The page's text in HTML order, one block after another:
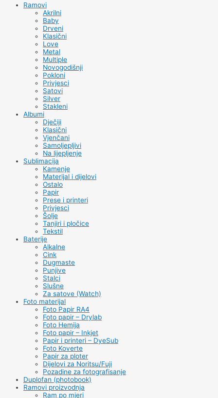
Ramovi
Akrilni
Baby
Drveni
Klasični
Love
Metal
Multiple
Novogodišnji
Pokloni
Privjesci
Satovi
Silver
Stakleni
Albumi
Dječiji
Klasični
Vjenčani
Samoljepljivi
Na lijepljenje
Sublimacija
Kamenje
Materijal i dijelovi
Ostalo
Papir
Prese i printeri
Privjesci
Šolje
Tanjiri i pločice
Tekstil
Baterije
Alkalne
Cink
Dugmaste
Punjive
Stalci
Slušne
Za satove (Watch)
Foto materijal
Foto Papir RA4
Foto papir – Drylab
Foto Hemija
Foto papir – Inkjet
Papir i printeri – DyeSub
Foto Koverte
Papir za ploter
Dijelovi za Noritsu/Fuji
Pozadine za fotografisanje
Duplofan (photobook)
Ramovi proizvodnja
Ram po mjeri